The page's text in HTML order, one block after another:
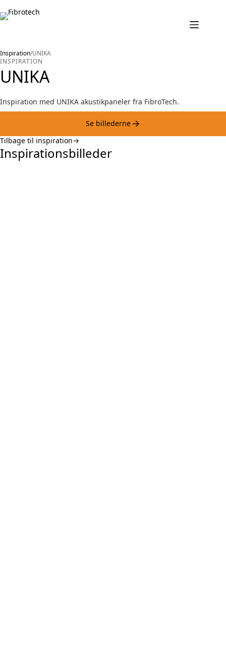
til
indhold
Inspiration/UNIKA
INSPIRATION
UNIKA
Inspiration med UNIKA akustikpaneler fra FibroTech.
Se billederne
Tilbage til inspiration
Inspirationsbilleder